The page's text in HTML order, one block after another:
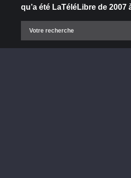
qu’a été LaTéléLibre de 2007